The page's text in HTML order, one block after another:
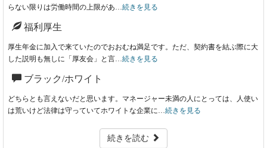
らない限りは労働時間の上限があ… 続きを見る
福利厚生
厚生年金に加入で来ていたのでおおむね満足です。ただ、契約書を結ぶ際に大
した説明も無しに「厚友会」と言… 続きを見る
ブラック/ホワイト
どちらとも言えないだと思います。マネージャー未満の人にとっては、人使い
は荒いけど法律は守っていてホワイトな企業に… 続きを見る
続きを読む